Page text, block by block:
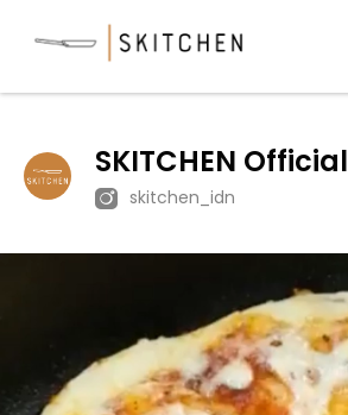
SKITCHEN Official
skitchen_idn